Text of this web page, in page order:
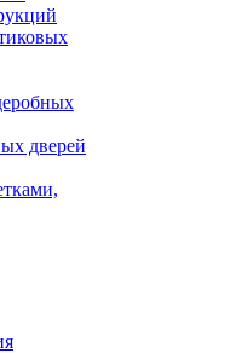
дверей